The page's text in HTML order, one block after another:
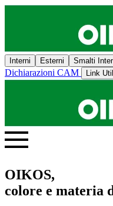
Interni Esterni Smalti
Dichiarazioni CAM Link
OIKOS,
colore e materia